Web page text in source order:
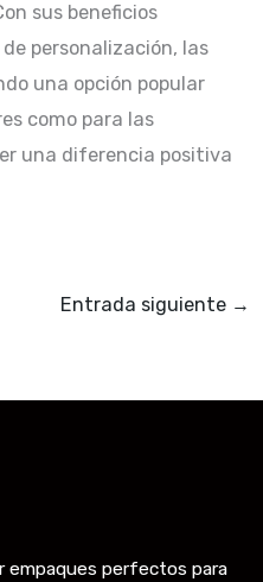
sus beneficios
personalización, las
una opción popular
como para las
una diferencia positiva
Entrada siguiente →
empaques perfectos para